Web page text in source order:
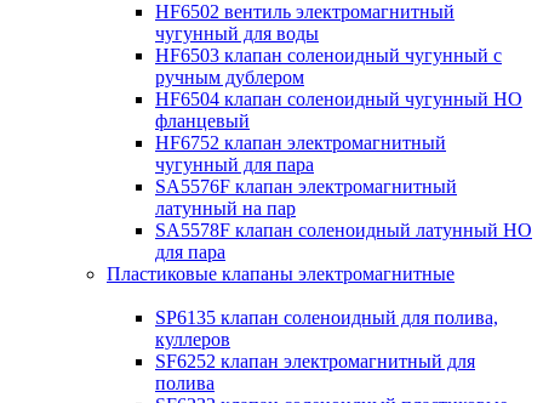
HF6502 вентиль электромагнитный
чугунный для воды
HF6503 клапан соленоидный чугунный с
ручным дублером
HF6504 клапан соленоидный чугунный НО
фланцевый
HF6752 клапан электромагнитный
чугунный для пара
SA5576F клапан электромагнитный
латунный на пар
SA5578F клапан соленоидный латунный НО
для пара
Пластиковые клапаны электромагнитные
SP6135 клапан соленоидный для полива,
куллеров
SF6252 клапан электромагнитный для
полива